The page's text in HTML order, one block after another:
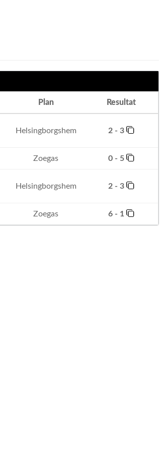
Plan Resultat
Helsingborgshem 2 - 3
Zoegas 0 - 5
Helsingborgshem 2 - 3
Zoegas 6 - 1